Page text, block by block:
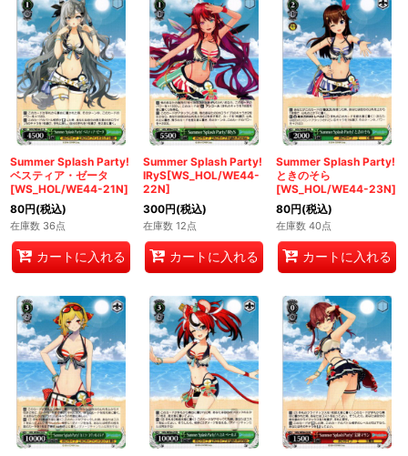
Summer Splash Party!
ベスティア・ゼータ
[WS_HOL/WE44-21N]
80円(税込)
在庫数 36点
カートに入れる
Summer Splash Party!
IRyS[WS_HOL/WE44-
22N]
300円(税込)
在庫数 12点
カートに入れる
Summer Splash Party!
ときのそら
[WS_HOL/WE44-23N]
80円(税込)
在庫数 40点
カートに入れる